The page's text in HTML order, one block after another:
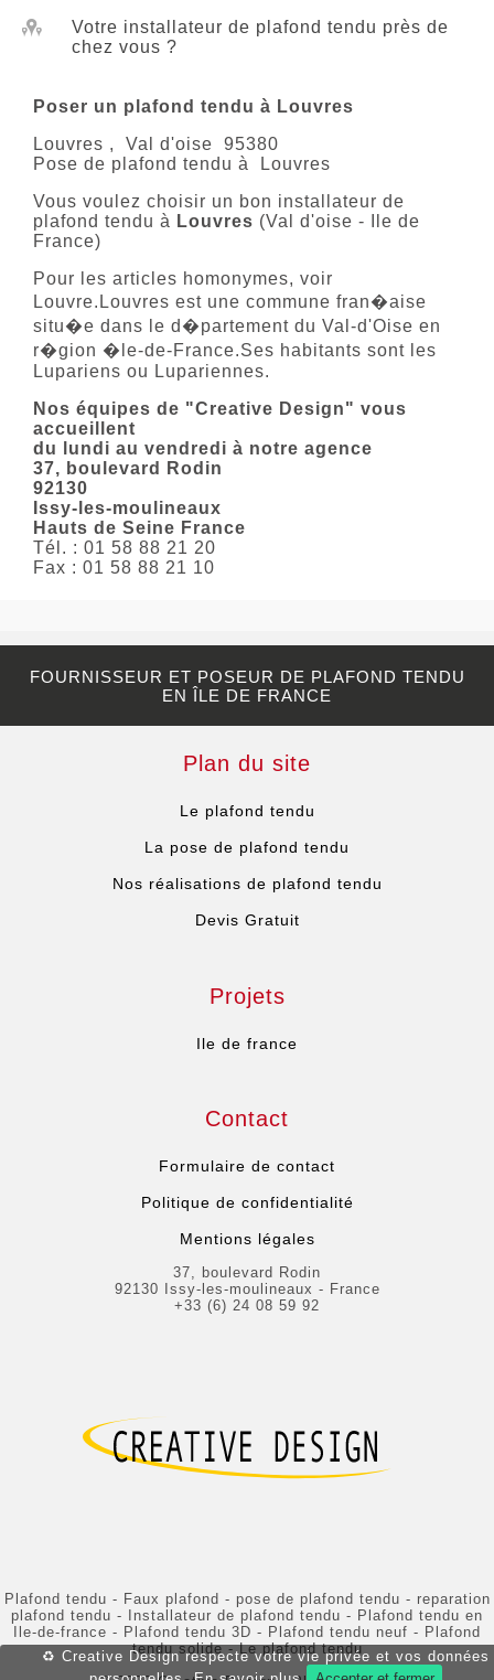
Votre installateur de plafond tendu près de
chez vous ?
Poser un plafond tendu à Louvres
Louvres , Val d'oise
95380
Pose de plafond tendu à
Louvres
Vous voulez choisir un bon installateur de
plafond tendu à Louvres (Val d'oise - Ile de
France)
Pour les articles homonymes, voir
Louvre.Louvres est une commune fran�aise
situ�e dans le d�partement du Val-d'Oise en
r�gion �le-de-France.Ses habitants sont les
Lupariens ou Lupariennes.
Nos équipes de "Creative Design" vous
accueillent
du lundi au vendredi à notre agence
37, boulevard Rodin
92130
Issy-les-moulineaux
Hauts de Seine France
Tél. : 01 58 88 21 20
Fax : 01 58 88 21 10
FOURNISSEUR ET POSEUR DE PLAFOND TENDU
EN ÎLE DE FRANCE
Plan du site
Le plafond tendu
La pose de plafond tendu
Nos réalisations de plafond tendu
Devis Gratuit
Projets
Ile de france
Contact
Formulaire de contact
Politique de confidentialité
Mentions légales
37, boulevard Rodin
92130 Issy-les-moulineaux - France
+33 (6) 24 08 59 92
Plafond tendu - Faux plafond - pose de plafond tendu - reparation
plafond tendu - Installateur de plafond tendu - Plafond tendu en
Ile-de-france - Plafond tendu 3D - Plafond tendu neuf - Plafond
tendu solide - Le plafond tendu
♻ Creative Design respecte votre vie privée et vos données